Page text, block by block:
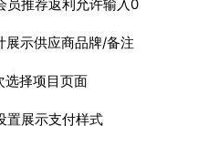
员推荐返利允许输入0
展示供应商品牌/备注
选择项目页面
置展示支付样式